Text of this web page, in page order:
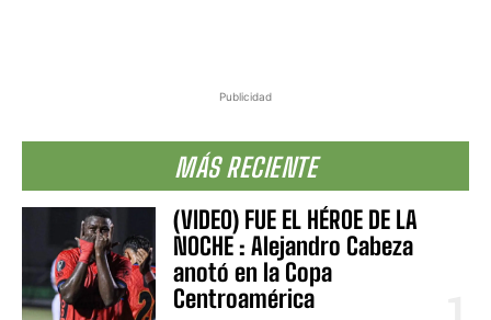
Publicidad
MÁS RECIENTE
(VIDEO) FUE EL HÉROE DE LA
NOCHE : Alejandro Cabeza
anotó en la Copa
Centroamérica